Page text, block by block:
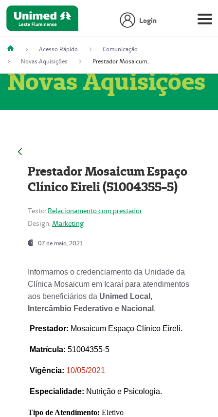
Login
Acesso Rápido
Comunicação
Novas Aquisições
Prestador Mosaicum Espaço Clínico Eireli (51004355-5)
Novas Aquisições
Prestador Mosaicum Espaço
Clínico Eireli (51004355-5)
Texto: Relacionamento com prestador
Design: Marketing
07 de maio, 2021
Informamos o credenciamento da Unidade da
Clínica Mosaicum em Icaraí para atendimentos
aos beneficiários da Unimed Local,
Intercâmbio Federativo e Nacional .
Prestador: Mosaicum Espaço Clínico Eireli.
Matrícula: 51004355-5
Vigência: 10/05/2021
Especialidade: Nutrição e Psicologia.
Tipo de Atendimento: Eletivo